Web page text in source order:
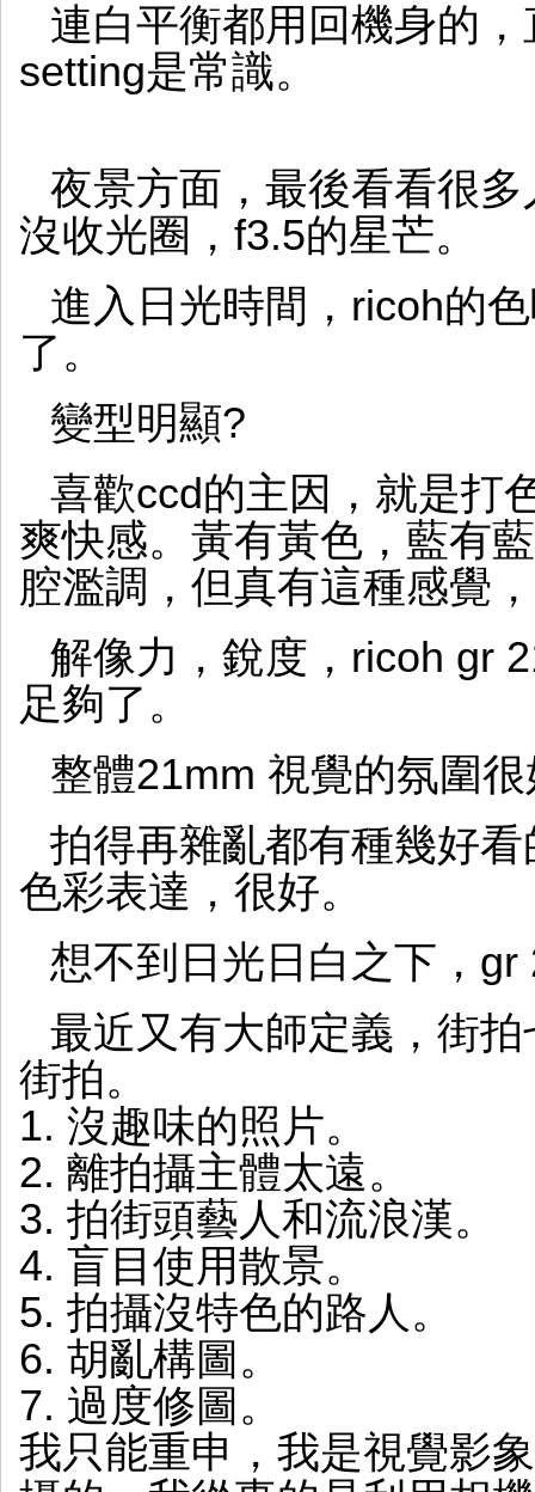
連白平衡都用回機身的
setting是常識。
夜景方面，最後看看很
沒收光圈，f3.5的星芒。
進入日光時間，ricoh的
了。
變型明顯?
喜歡ccd的主因，就是打
爽快感。黃有黃色，藍有
腔濫調，但真有這種感覺
解像力，銳度，ricoh gr
足夠了。
整體21mm 視覺的氛圍
拍得再雜亂都有種幾好
色彩表達，很好。
想不到日光日白之下，
最近又有大師定義，街
街拍。
1. 沒趣味的照片。
2. 離拍攝主體太遠。
3. 拍街頭藝人和流浪漢。
4. 盲目使用散景。
5. 拍攝沒特色的路人。
6. 胡亂構圖。
7. 過度修圖。
我只能重申，我是視覺影